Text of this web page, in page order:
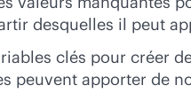
desquelles il peut
clés pour créer
peuvent apporter de